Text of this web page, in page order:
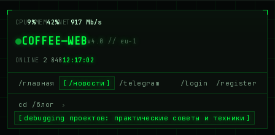
CPU9%MEM40%NET927 Mb/s
COFFEE—WEBv4.0 // eu-1
ONLINE 2 842 12:17:03
/главная /новости /telegram /login /register
cd /блог
›
debugging проектов: практические советы и техники